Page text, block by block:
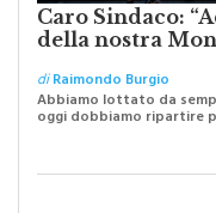
Caro Sindaco:
della nostra
diRaimondo Burgio